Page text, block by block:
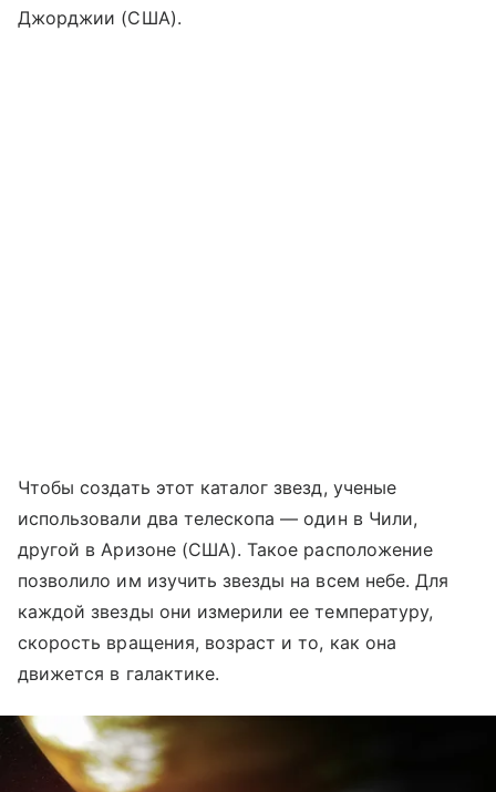
Джорджии (США).
Чтобы создать этот каталог звезд, ученые
использовали два телескопа — один в Чили,
другой в Аризоне (США). Такое расположение
позволило им изучить звезды на всем небе. Для
каждой звезды они измерили ее температуру,
скорость вращения, возраст и то, как она
движется в галактике.